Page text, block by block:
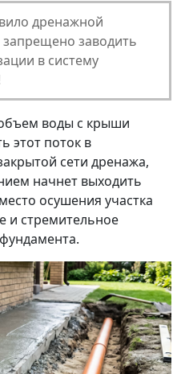
дренажной
запрещено заводить
в систему
воды с крыши
этот поток в
сети дренажа,
начнет выходить
осушения участка
и стремительное